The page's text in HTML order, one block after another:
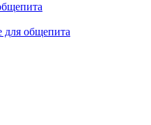
для общепита